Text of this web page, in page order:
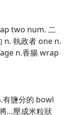
two num. 二
n. 執政者 one n.
n.香腸 wrap
有鹽分的 bowl
…壓成米粒狀